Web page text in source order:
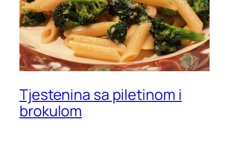
Tjestenina sa piletinom i
brokulom